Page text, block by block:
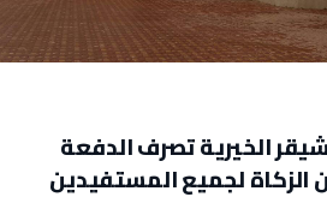
الخيرية تصرف الدفعة
الزكاة لجميع المستفيدين